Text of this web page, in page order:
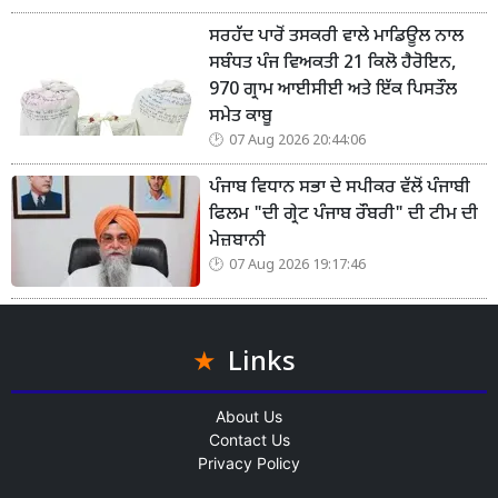
ਸਰਹੱਦ ਪਾਰੋਂ ਤਸਕਰੀ ਵਾਲੇ ਮਾਡਿਊਲ ਨਾਲ
ਸਬੰਧਤ ਪੰਜ ਵਿਅਕਤੀ 21 ਕਿਲੋ ਹੈਰੋਇਨ,
970 ਗ੍ਰਾਮ ਆਈਸੀਈ ਅਤੇ ਇੱਕ ਪਿਸਤੌਲ
ਸਮੇਤ ਕਾਬੂ
07 Aug 2026 20:44:06
ਪੰਜਾਬ ਵਿਧਾਨ ਸਭਾ ਦੇ ਸਪੀਕਰ ਵੱਲੋਂ ਪੰਜਾਬੀ
ਫਿਲਮ "ਦੀ ਗ੍ਰੇਟ ਪੰਜਾਬ ਰੌਬਰੀ" ਦੀ ਟੀਮ ਦੀ
ਮੇਜ਼ਬਾਨੀ
07 Aug 2026 19:17:46
Links
About Us
Contact Us
Privacy Policy